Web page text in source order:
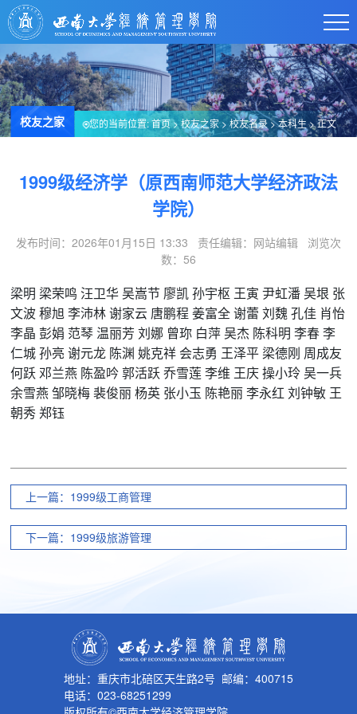
校友之家 您的当前位置:首页>校友之家>校友名录>本科生> 正文
1999级经济学（原西南师范大学经济政法
学院）
发布时间：2026年01月15日 13:33 责任编辑：网站编辑 浏览次
数： 56
梁明 梁荣鸣 汪卫华 吴嵩节 廖凯 孙宇枢 王寅 尹虹潘 吴垠 张
文波 穆旭 李沛林 谢家云 唐鹏程 姜富全 谢蕾 刘魏 孔佳 肖怡
李晶 彭娟 范琴 温丽芳 刘娜 曾珎 白萍 吴杰 陈科明 李春 李
仁城 孙亮 谢元龙 陈渊 姚克祥 会志勇 王泽平 梁德刚 周成友
何跃 邓兰燕 陈盈吟 郭活跃 乔雪莲 李维 王庆 操小玲 吴一兵
余雪燕 邹晓梅 裴俊丽 杨英 张小玉 陈艳丽 李永红 刘钟敏 王
朝秀 郑钰
上一篇：1999级工商管理
下一篇：1999级旅游管理
地址：重庆市北碚区天生路2号 邮编：400715
电话：023-68251299